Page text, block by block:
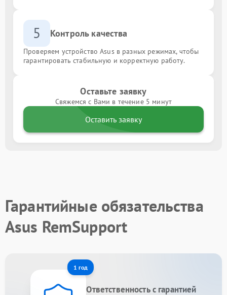
5 Контроль качества
Проверяем устройство Asus в разных режимах, чтобы
гарантировать стабильную и корректную работу.
Оставьте заявку
Свяжемся с Вами в течение 5 минут
Оставить заявку
Гарантийные обязательства
Asus RemSupport
1 год
Ответственность с гарантией